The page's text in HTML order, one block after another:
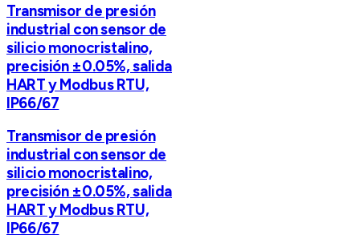
Transmisor de presión
industrial con sensor de
silicio monocristalino,
precisión ±0.05%, salida
HART y Modbus RTU,
IP66/67
Transmisor de presión
industrial con sensor de
silicio monocristalino,
precisión ±0.05%, salida
HART y Modbus RTU,
IP66/67